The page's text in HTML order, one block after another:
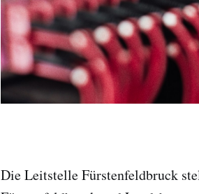
Die Leitstelle Fürstenfeldbruck